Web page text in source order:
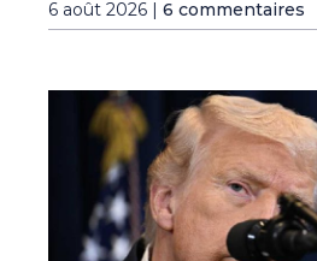
6 août 2026 | 6 commentaires